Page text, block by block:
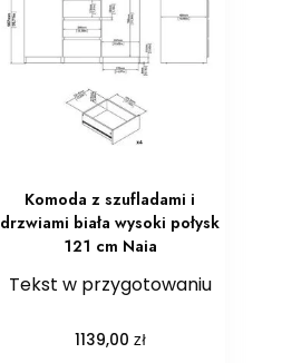
Komoda z szufladami i
drzwiami biała wysoki połysk
121 cm Naia
Tekst w przygotowaniu
1139,00 zł